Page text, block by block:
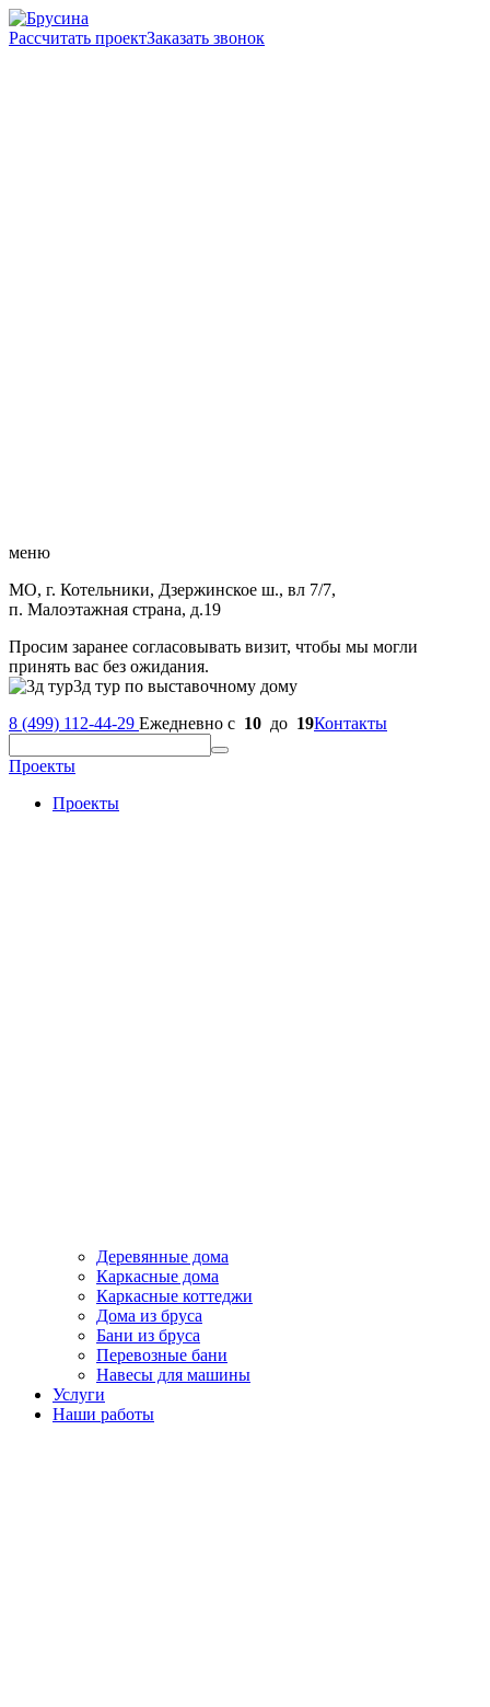
Рассчитать проектЗаказать звонок
меню
МО, г. Котельники, Дзержинское ш., вл 7/7,
п. Малоэтажная страна, д.19
Просим заранее согласовывать визит, чтобы мы могли
принять вас без ожидания.
3д тур по выставочному дому
8 (499) 112-44-29 Ежедневно с 10 до 19Контакты
Проекты
Проекты
Деревянные дома
Каркасные дома
Каркасные коттеджи
Дома из бруса
Бани из бруса
Перевозные бани
Навесы для машины
Услуги
Наши работы